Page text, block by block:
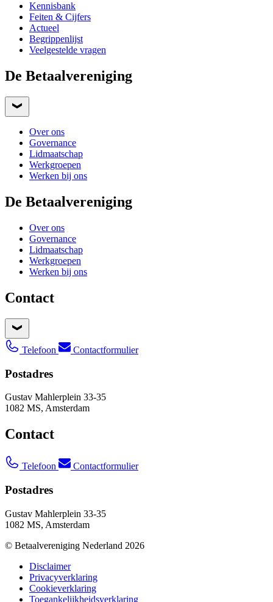
Kennisbank
Feiten & Cijfers
Actueel
Begrippenlijst
Veelgestelde vragen
De Betaalvereniging
Over ons
Governance
Lidmaatschap
Werkgroepen
Werken bij ons
De Betaalvereniging
Over ons
Governance
Lidmaatschap
Werkgroepen
Werken bij ons
Contact
Telefoon Contactformulier
Postadres
Gustav Mahlerplein 33-35
1082 MS, Amsterdam
Contact
Telefoon Contactformulier
Postadres
Gustav Mahlerplein 33-35
1082 MS, Amsterdam
© Betaalvereniging Nederland 2026
Disclaimer
Privacyverklaring
Cookieverklaring
Toegankelijkheidsverklaring